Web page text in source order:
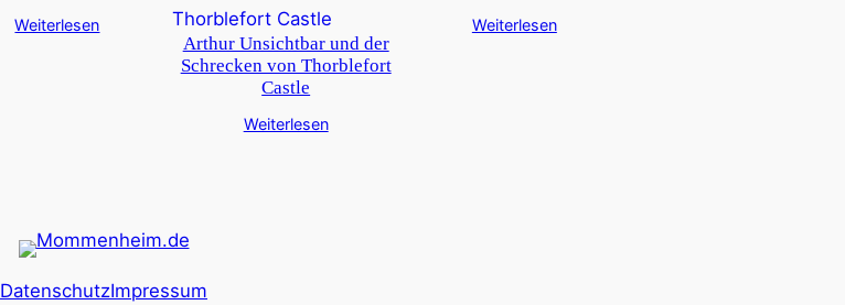
Weiterlesen
Arthur Unsichtbar und der
Schrecken von Thorblefort
Castle
Weiterlesen
Weiterlesen
DatenschutzImpressum